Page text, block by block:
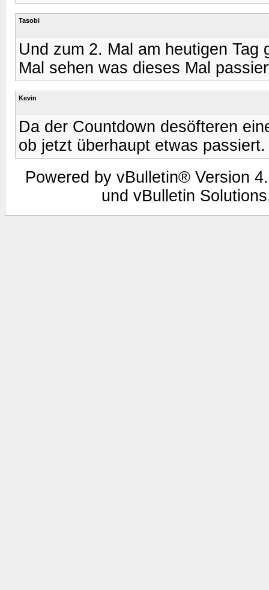
Tasobi
Und zum 2. Mal am heutigen
Mal sehen was dieses Mal
Kevin
Da der Countdown desöfteren
ob jetzt überhaupt etwas
Powered by vBulletin® Version
und vBulletin